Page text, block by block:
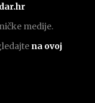
medije.
na ovoj